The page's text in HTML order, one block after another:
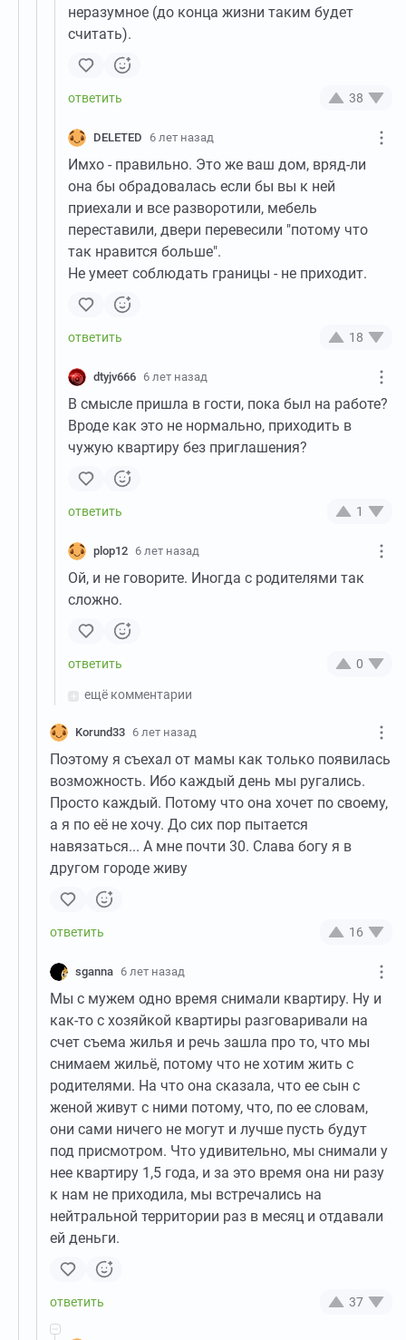
неразумное (до конца жизни таким будет
считать).
38
DELETED 6 лет назад
Имхо - правильно. Это же ваш дом, вряд-ли
она бы обрадовалась если бы вы к ней
приехали и все разворотили, мебель
переставили, двери перевесили "потому что
так нравится больше".
Не умеет соблюдать границы - не приходит.
18
dtyjv666 6 лет назад
В смысле пришла в гости, пока был на работе?
Вроде как это не нормально, приходить в
чужую квартиру без приглашения?
1
plop12 6 лет назад
Ой, и не говорите. Иногда с родителями так
сложно.
0
ещё комментарии
Korund33 6 лет назад
Поэтому я съехал от мамы как только появилась
возможность. Ибо каждый день мы ругались.
Просто каждый. Потому что она хочет по своему,
а я по её не хочу. До сих пор пытается
навязаться... А мне почти 30. Слава богу я в
другом городе живу
16
sganna 6 лет назад
Мы с мужем одно время снимали квартиру. Ну и
как-то с хозяйкой квартиры разговаривали на
счет съема жилья и речь зашла про то, что мы
снимаем жильё, потому что не хотим жить с
родителями. На что она сказала, что ее сын с
женой живут с ними потому, что, по ее словам,
они сами ничего не могут и лучше пусть будут
под присмотром. Что удивительно, мы снимали у
нее квартиру 1,5 года, и за это время она ни разу
к нам не приходила, мы встречались на
нейтральной территории раз в месяц и отдавали
ей деньги.
37